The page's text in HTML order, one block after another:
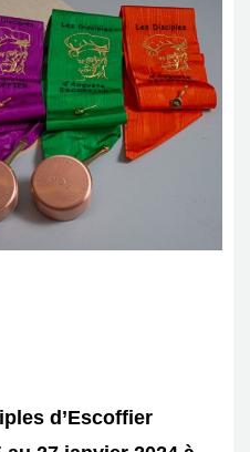
d’Escoffier